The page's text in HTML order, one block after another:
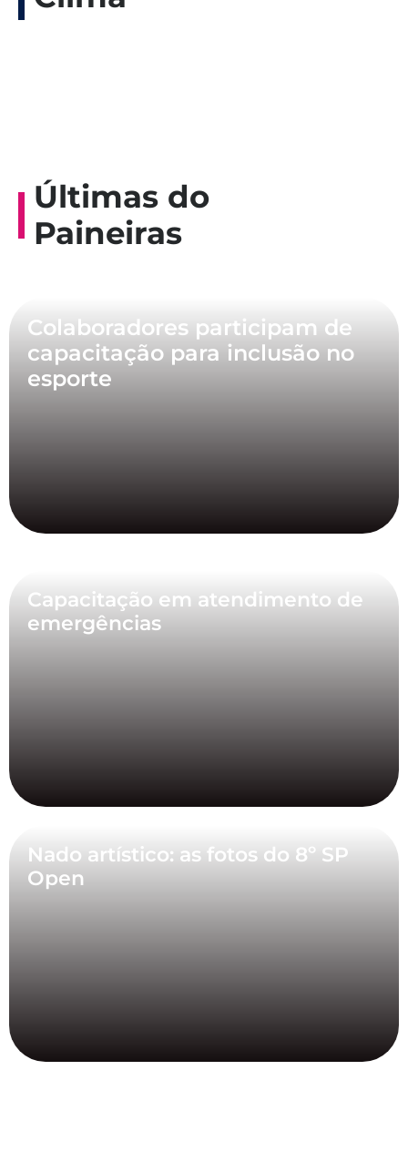
Últimas do
Paineiras
Colaboradores participam de
capacitação para inclusão no
esporte
Capacitação em atendimento de
emergências
Nado artístico: as fotos do 8º SP
Open